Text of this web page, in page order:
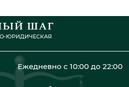
ЮРИДИЧЕСКАЯ
Ежедневно с 10:00 до 22:00